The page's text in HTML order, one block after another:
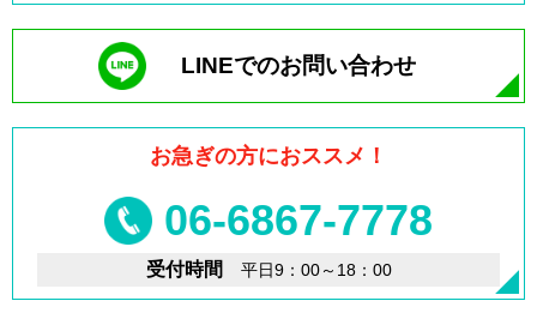
LINEでのお問い合わせ
お急ぎの方におススメ！
06-6867-7778
受付時間 平日9：00～18：00